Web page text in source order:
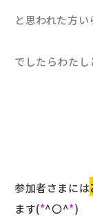
と思われた方
でしたらわた
参加者さまには
ます(*^〇^*)